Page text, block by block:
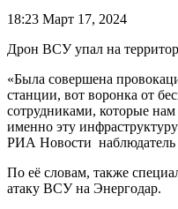
18:23 Март 17, 2024
Дрон ВСУ упал на
«Была совершена
станции, вот воронка от
сотрудниками, которые
именно эту
РИА Новости наблюдатель
По её словам, также
атаку ВСУ на Энергодар.